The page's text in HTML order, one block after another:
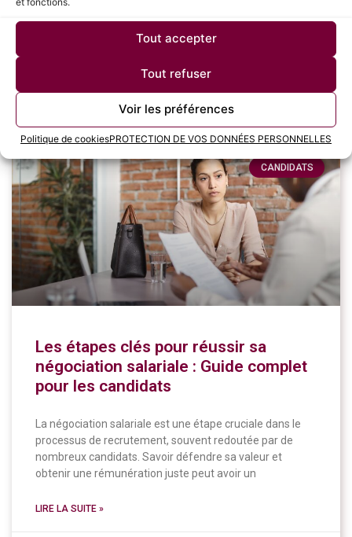
Tout accepter
Tout refuser
Voir les préférences
Politique de cookiesPROTECTION DE VOS DONNÉES PERSONNELLES
réalisations, de recevoir des feedbacks constructifs et
de planifier son développement professionnel.
4 juillet 2024
CANDIDATS
Les étapes clés pour réussir sa
négociation salariale : Guide complet
pour les candidats
La négociation salariale est une étape cruciale dans le
processus de recrutement, souvent redoutée par de
nombreux candidats. Savoir défendre sa valeur et
obtenir une rémunération juste peut avoir un
LIRE LA SUITE »